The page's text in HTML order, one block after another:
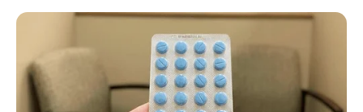
Kloster Zella
Unstrut-Hainich-Kreis Nationalpark Hainich